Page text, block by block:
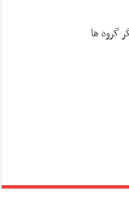
گروه ها